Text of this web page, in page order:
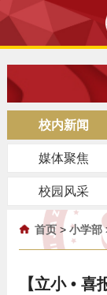
校内新闻
媒体聚焦
校园风采
首页> 小学部
【立小 •